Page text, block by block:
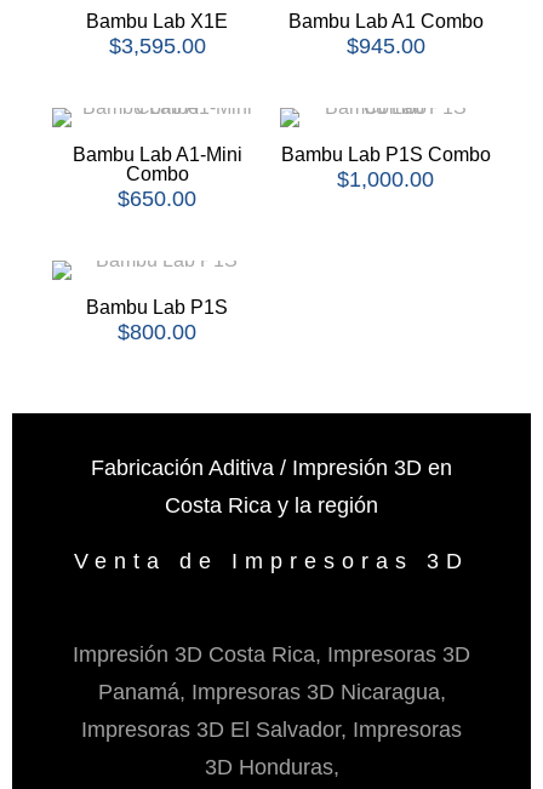
Bambu Lab X1E
$3,595.00
Bambu Lab A1 Combo
$945.00
Bambu Lab A1-Mini
Combo
$650.00
Bambu Lab P1S Combo
$1,000.00
Bambu Lab P1S
$800.00
Fabricación Aditiva / Impresión 3D en
Costa Rica y la región
Venta de Impresoras 3D
Impresión 3D Costa Rica, Impresoras 3D
Panamá, Impresoras 3D Nicaragua,
Impresoras 3D El Salvador, Impresoras
3D Honduras,